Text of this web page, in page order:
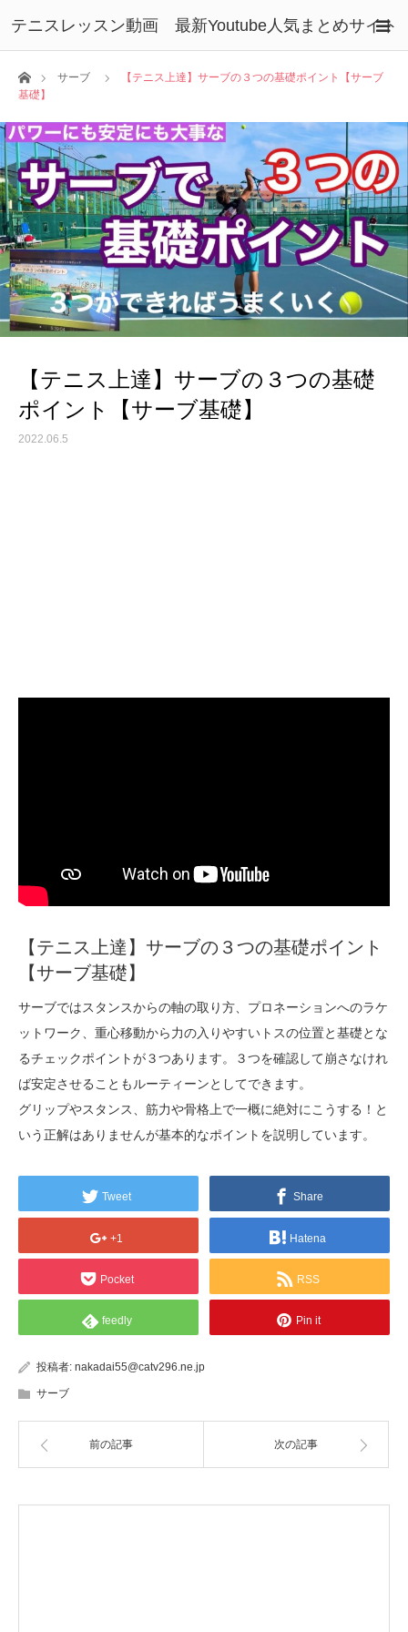
テニスレッスン動画 最新Youtube人気まとめサイト
ホームサーブ
【テニス上達】サーブの３つの基礎ポイント【サーブ
基礎】
【テニス上達】サーブの３つの基礎
ポイント【サーブ基礎】
2022.06.5
【テニス上達】サーブの３つの基礎ポイント
【サーブ基礎】
サーブではスタンスからの軸の取り方、プロネーションへのラケ
ットワーク、重心移動から力の入りやすいトスの位置と基礎とな
るチェックポイントが３つあります。３つを確認して崩さなけれ
ば安定させることもルーティーンとしてできます。
グリップやスタンス、筋力や骨格上で一概に絶対にこうする！と
いう正解はありませんが基本的なポイントを説明しています。
Tweet Share
+1 Hatena
Pocket RSS
feedly Pin it
投稿者: nakadai55@catv296.ne.jp
サーブ
前の記事 次の記事